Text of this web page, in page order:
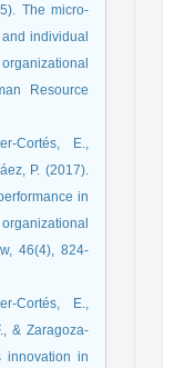
The micro‐
individual
Resource
Cortés, E.,
P. (2017).
in
46(4), 824-
Cortés, E.,
& Zaragoza-
innovation in